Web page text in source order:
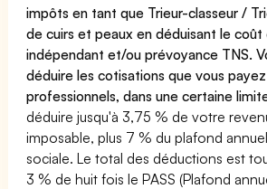
impôts en tant que Trieur-classeur /
de cuirs et peaux en déduisant le
indépendant et/ou prévoyance TNS.
déduire les cotisations que vous
professionnels, dans une certaine
déduire jusqu'à 3,75 % de votre
imposable, plus 7 % du plafond
sociale. Le total des déductions est
3 % de huit fois le PASS (Plafond